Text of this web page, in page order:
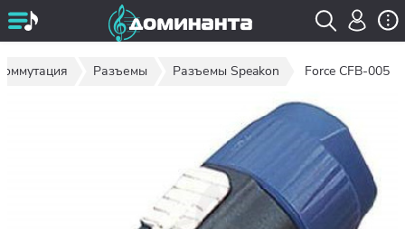
Разъемы Разъемы Speakon Force CFB-005